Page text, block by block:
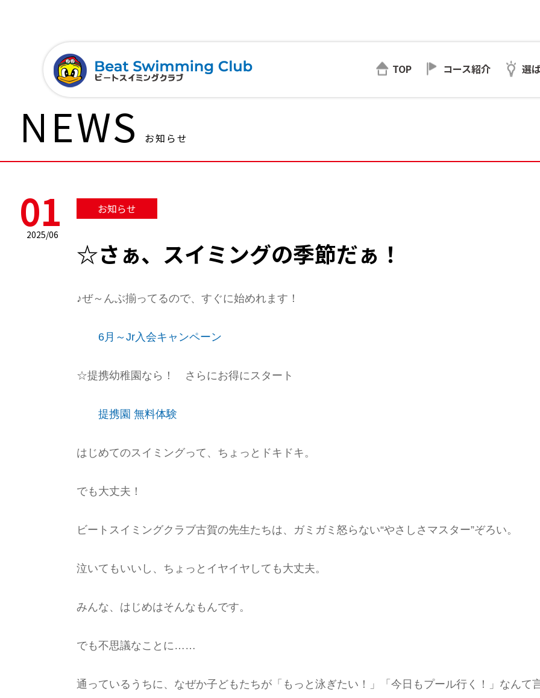
TOP コース紹介 選
NEWS お知らせ
01
2025/06
お知らせ
☆さぁ、スイミングの季節だぁ！
♪ぜ～んぶ揃ってるので、すぐに始めれます！
6月～Jr入会キャンペーン
☆提携幼稚園なら！ さらにお得にスタート
提携園 無料体験
はじめてのスイミングって、ちょっとドキドキ。
でも大丈夫！
ビートスイミングクラブ古賀の先生たちは、ガミガミ怒らない“やさしさマスター”ぞろい。
泣いてもいいし、ちょっとイヤイヤしても大丈夫。
みんな、はじめはそんなもんです。
でも不思議なことに……
通っているうちに、なぜか子どもたちが「もっと泳ぎたい！」「今日もプール行く！」なんて